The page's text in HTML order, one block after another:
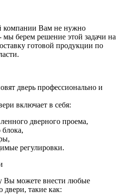
компании Вам не нужно
мы берем решение этой задачи на
готовой продукции по
дверь профессионально и
включает в себя:
дверного проема,
блока,
регулировки.
Вы можете внести любые
двери, такие как: